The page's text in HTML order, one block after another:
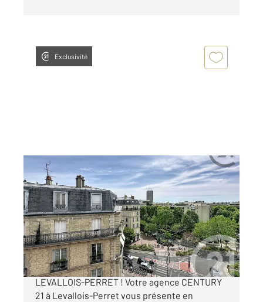
Exclusivité
LEVALLOIS PERRET 92
46,20 m
, 2 pièces
Ref : 3178
Appartement F2 à vendre
535 000 €
APPARTEMENT RARE SUR LE MARCHE DE
LEVALLOIS-PERRET ! Votre agence CENTURY
21 à Levallois-Perret vous présente en